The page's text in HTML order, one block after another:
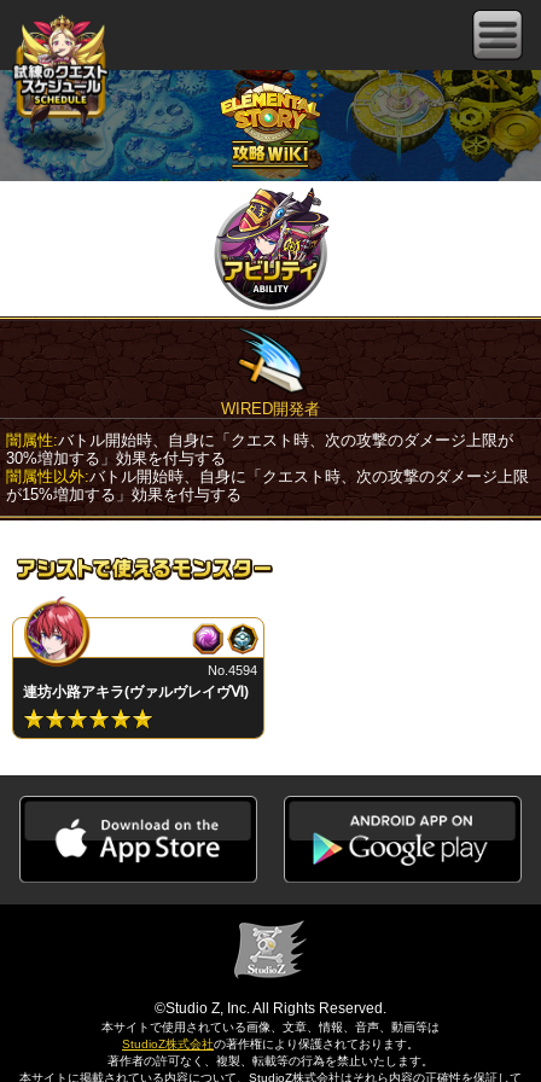
WIRED開発者
闇属性:バトル開始時、自身に「クエスト時、次の攻撃のダメージ上限が
30%増加する」効果を付与する
闇属性以外:バトル開始時、自身に「クエスト時、次の攻撃のダメージ上限
が15%増加する」効果を付与する
連坊小路アキラ(ヴァルヴレイヴⅥ)
No.4594
©Studio Z, Inc. All Rights Reserved.
本サイトで使用されている画像、文章、情報、音声、動画等は
StudioZ株式会社の著作権により保護されております。
著作者の許可なく、複製、転載等の行為を禁止いたします。
本サイトに掲載されている内容について、StudioZ株式会社はそれら内容の正確性を保証して